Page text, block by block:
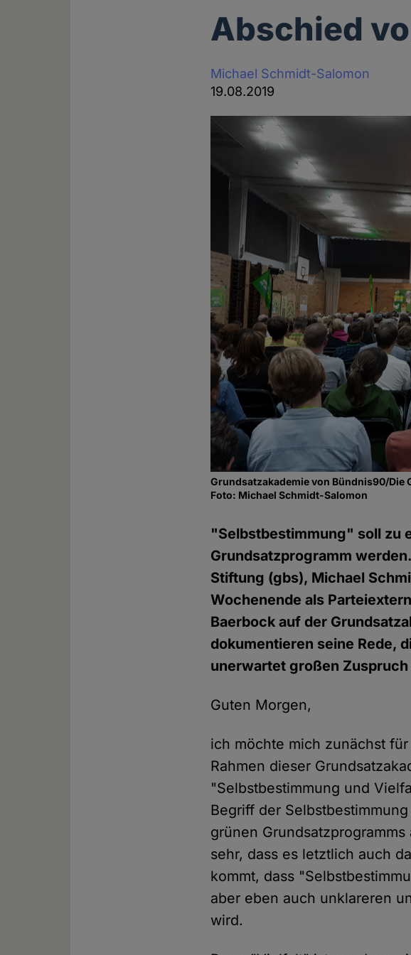
Abschied
Michael Schmidt-Salomon
19.08.2019
Grundsatzakademie von Bündnis90/Die
Foto: Michael Schmidt-Salomon
"Selbstbestimmung" soll zu
Grundsatzprogramm
Stiftung (gbs), Michael
Wochenende als
Baerbock auf der
dokumentieren seine Rede,
unerwartet großen
Guten Morgen,
ich möchte mich zunächst
Rahmen dieser
"Selbstbestimmung und
Begriff der
grünen
sehr, dass es letztlich auch
kommt, dass
aber eben auch unklareren
wird.